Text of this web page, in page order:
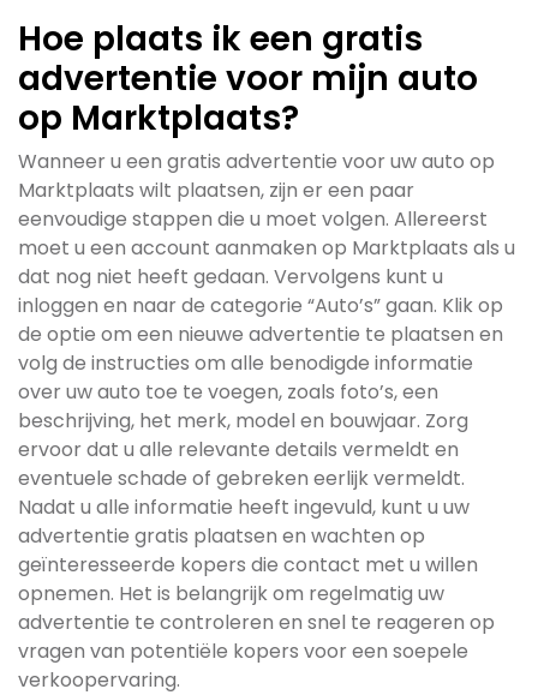
Hoe plaats ik een gratis
advertentie voor mijn auto
op Marktplaats?
Wanneer u een gratis advertentie voor uw auto op
Marktplaats wilt plaatsen, zijn er een paar
eenvoudige stappen die u moet volgen. Allereerst
moet u een account aanmaken op Marktplaats als u
dat nog niet heeft gedaan. Vervolgens kunt u
inloggen en naar de categorie “Auto’s” gaan. Klik op
de optie om een nieuwe advertentie te plaatsen en
volg de instructies om alle benodigde informatie
over uw auto toe te voegen, zoals foto’s, een
beschrijving, het merk, model en bouwjaar. Zorg
ervoor dat u alle relevante details vermeldt en
eventuele schade of gebreken eerlijk vermeldt.
Nadat u alle informatie heeft ingevuld, kunt u uw
advertentie gratis plaatsen en wachten op
geïnteresseerde kopers die contact met u willen
opnemen. Het is belangrijk om regelmatig uw
advertentie te controleren en snel te reageren op
vragen van potentiële kopers voor een soepele
verkoopervaring.